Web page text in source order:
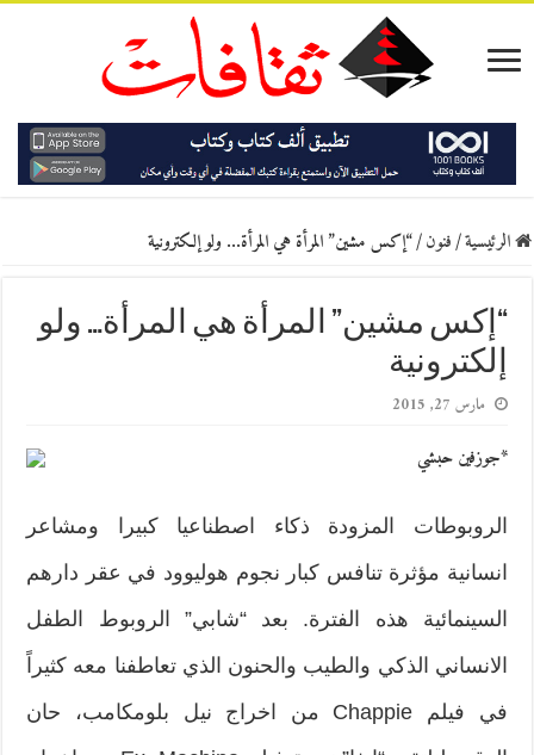
الرئيسية/فنون/“إكس مشين” المرأة هي المرأة… ولو إلكترونية
“إكس مشين” المرأة هي المرأة… ولو
إلكترونية
مارس 27, 2015
*جوزفين حبشي
الروبوطات المزودة ذكاء اصطناعيا كبيرا ومشاعر
انسانية مؤثرة تنافس كبار نجوم هوليوود في عقر دارهم
السينمائية هذه الفترة. بعد “شابي” الروبوط الطفل
الانساني الذكي والطيب والحنون الذي تعاطفنا معه كثيراً
في فيلم Chappie من اخراج نيل بلومكامب، حان